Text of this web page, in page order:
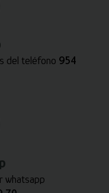
del teléfono 954
whatsapp